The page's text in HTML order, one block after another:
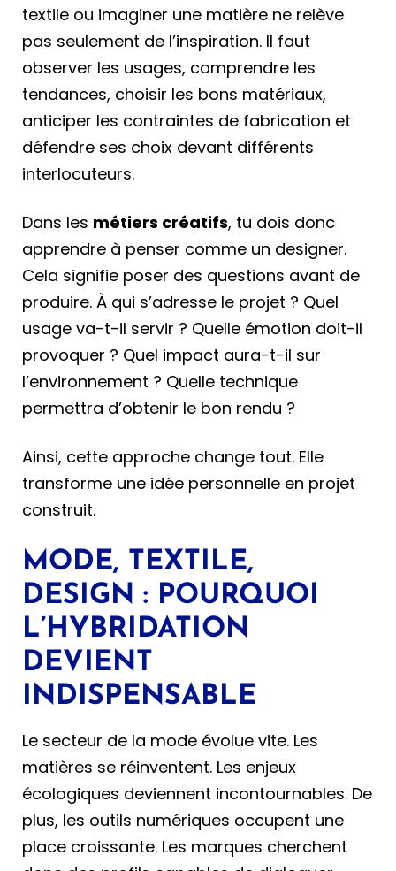
textile ou imaginer une matière ne relève
pas seulement de l’inspiration. Il faut
observer les usages, comprendre les
tendances, choisir les bons matériaux,
anticiper les contraintes de fabrication et
défendre ses choix devant différents
interlocuteurs.
Dans les métiers créatifs, tu dois donc
apprendre à penser comme un designer.
Cela signifie poser des questions avant de
produire. À qui s’adresse le projet ? Quel
usage va-t-il servir ? Quelle émotion doit-il
provoquer ? Quel impact aura-t-il sur
l’environnement ? Quelle technique
permettra d’obtenir le bon rendu ?
Ainsi, cette approche change tout. Elle
transforme une idée personnelle en projet
construit.
MODE, TEXTILE,
DESIGN : POURQUOI
L’HYBRIDATION
DEVIENT
INDISPENSABLE
Le secteur de la mode évolue vite. Les
matières se réinventent. Les enjeux
écologiques deviennent incontournables. De
plus, les outils numériques occupent une
place croissante. Les marques cherchent